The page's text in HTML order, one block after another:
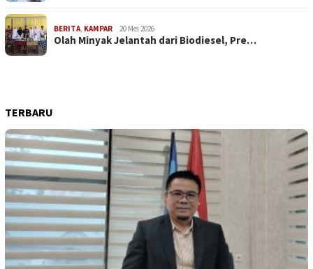
BERITA KAMPAR 20 Mei 2026
Olah Minyak Jelantah dari Biodiesel, Pre…
TERBARU